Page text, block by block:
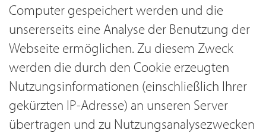
Computer gespeichert werden und die
unsererseits eine Analyse der Benutzung der
Webseite ermöglichen. Zu diesem Zweck
werden die durch den Cookie erzeugten
Nutzungsinformationen (einschließlich Ihrer
gekürzten IP-Adresse) an unseren Server
übertragen und zu Nutzungsanalysezwecken